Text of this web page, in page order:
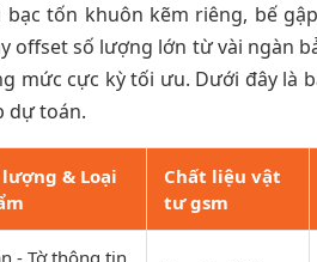
bạc tốn khuôn kẽm riêng, bế
offset số lượng lớn từ vài ngàn
mức cực kỳ tối ưu. Dưới đây là
dự toán.
lượng & Loại
Chất liệu vật
tư gsm